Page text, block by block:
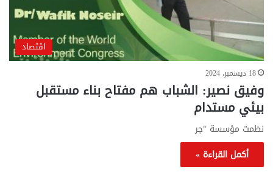
اقتصاد
18 ديسمبر، 2024
وفيق نصير: الشباب هم مفتاح بناء مستقبل
بيئي مستدام
نظمت مؤسسة “جر
أكمل القراءة »